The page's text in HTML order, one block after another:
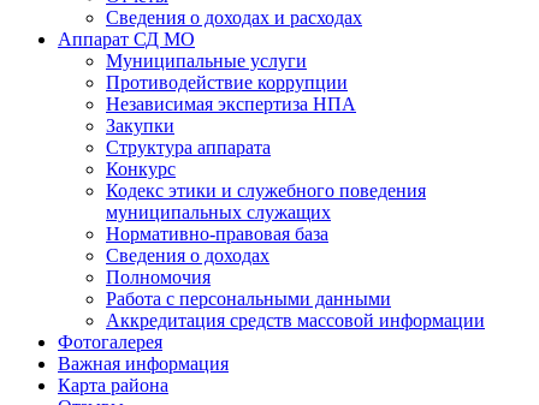
Сведения о доходах и расходах
Аппарат СД МО
Муниципальные услуги
Противодействие коррупции
Независимая экспертиза НПА
Закупки
Структура аппарата
Конкурс
Кодекс этики и служебного поведения
муниципальных служащих
Нормативно-правовая база
Сведения о доходах
Полномочия
Работа с персональными данными
Аккредитация средств массовой информации
Фотогалерея
Важная информация
Карта района